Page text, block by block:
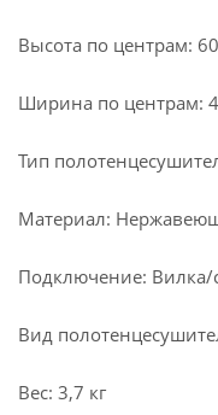
Высота по центрам:
Ширина по центрам:
Тип
Материал:
Подключение:
Вид
Вес: 3,7 кг